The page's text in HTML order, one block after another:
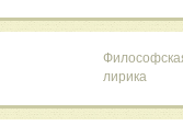
лирика